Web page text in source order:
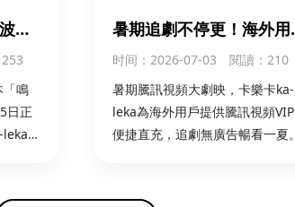
」
海
「鳴
日正
一
暑期追劇不停更！海外用
卡樂卡ka-leka輕鬆直充國
时间 ：2026-07-03
閱讀：210
暑期騰訊視頻大劇映，卡樂卡ka-
leka為海外用戶提供騰訊視頻VIP
便捷直充，追劇無廣告暢看一夏。